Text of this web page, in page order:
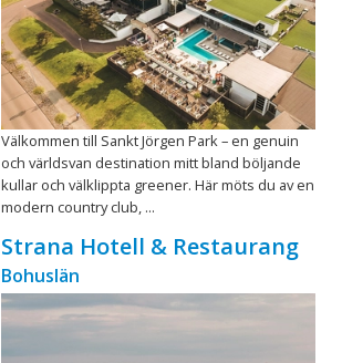
Välkommen till Sankt Jörgen Park – en genuin
och världsvan destination mitt bland böljande
kullar och välklippta greener. Här möts du av en
modern country club, ...
Strana Hotell & Restaurang
Bohuslän